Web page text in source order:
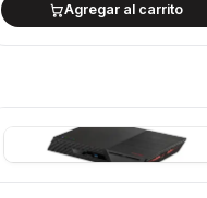
Agregar al carrito